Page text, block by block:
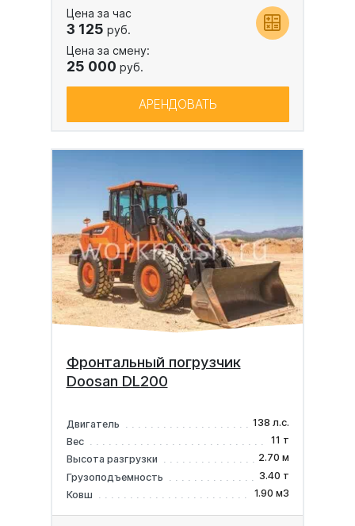
Цена за час
3 125 руб.
Цена за смену:
25 000 руб.
АРЕНДОВАТЬ
Фронтальный погрузчик
Doosan DL200
Двигатель
138 л.с.
Вес
11 т
Высота разгрузки
2.70 м
Грузоподъемность
3.40 т
Ковш
1.90 м3